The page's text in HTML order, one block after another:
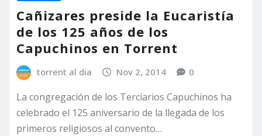
Cañizares preside la Eucaristía
de los 125 años de los
Capuchinos en Torrent
torrent al dia Nov 2, 2014 0
La congregación de los Terciarios Capuchinos ha
celebrado el 125 aniversario de la llegada de los
primeros religiosos al convento…